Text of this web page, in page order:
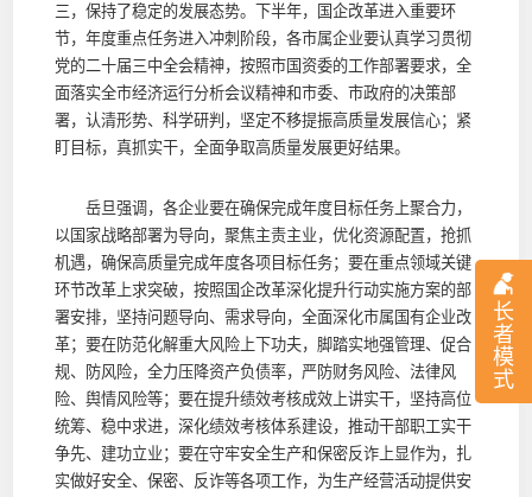
长
者
模
式
三，保持了稳定的发展态势。下半年，国企改革进入重要环
节，年度重点任务进入冲刺阶段，各市属企业要认真学习贯彻
党的二十届三中全会精神，按照市国资委的工作部署要求，全
面落实全市经济运行分析会议精神和市委、市政府的决策部
署，认清形势、科学研判，坚定不移提振高质量发展信心；紧
盯目标，真抓实干，全面争取高质量发展更好结果。
岳旦强调，各企业要在确保完成年度目标任务上聚合力，
以国家战略部署为导向，聚焦主责主业，优化资源配置，抢抓
机遇，确保高质量完成年度各项目标任务；要在重点领域关键
环节改革上求突破，按照国企改革深化提升行动实施方案的部
署安排，坚持问题导向、需求导向，全面深化市属国有企业改
革；要在防范化解重大风险上下功夫，脚踏实地强管理、促合
规、防风险，全力压降资产负债率，严防财务风险、法律风
险、舆情风险等；要在提升绩效考核成效上讲实干，坚持高位
统筹、稳中求进，深化绩效考核体系建设，推动干部职工实干
争先、建功立业；要在守牢安全生产和保密反诈上显作为，扎
实做好安全、保密、反诈等各项工作，为生产经营活动提供安